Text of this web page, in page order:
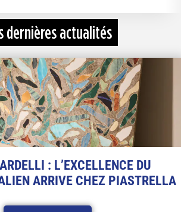
dernières actualités
: L’EXCELLENCE DU
ARRIVE CHEZ PIASTRELLA